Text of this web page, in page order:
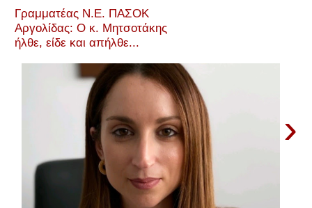
Γραμματέας Ν.Ε. ΠΑΣΟΚ
Αργολίδας: Ο κ. Μητσοτάκης
ήλθε, είδε και απήλθε...
›